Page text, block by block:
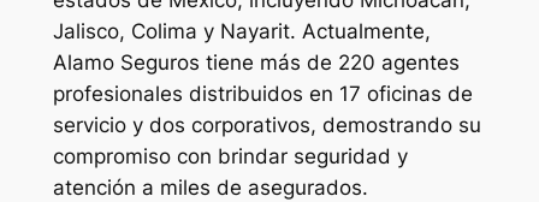
Jalisco, Colima y Nayarit. Actualmente,
Alamo Seguros tiene más de 220 agentes
profesionales distribuidos en 17 oficinas de
servicio y dos corporativos, demostrando su
compromiso con brindar seguridad y
atención a miles de asegurados.